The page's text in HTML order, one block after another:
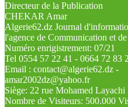
Directeur de la Publication
CHEKAR Amar
Algerie62.dz Journal
l'agence de Communication et
Numéro enrigistrement: 07/21
Tel 0554 57 22 41 - 0664 72 83
Email : contact@algerie62.dz -
amar2002dz@yahoo.fr
Siège: 22 rue Mohamed
Nombre de Visiteurs: 500.000